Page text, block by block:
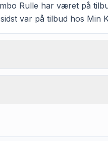
Rulle har været på
var på tilbud hos Min